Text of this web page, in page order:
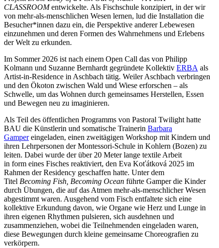
CLASSROOMentwickelte. Als Fischschule konzipiert, in der wir
von mehr-als-menschlichen Wesen lernen, lud die Installation die
Besucher*innen dazu ein, die Perspektive anderer Lebewesen
einzunehmen und deren Formen des Wahrnehmens und Erlebens
der Welt zu erkunden.
Im Sommer 2026 ist nach einem Open Call das von Philipp
Kolmann und Suzanne Bernhardt gegründete Kollektiv ERBA als
Artist-in-Residence in Aschbach tätig. Weiler Aschbach verbringen
und den Ökoton zwischen Wald und Wiese erforschen – als
Schwelle, um das Wohnen durch gemeinsames Herstellen, Essen
und Bewegen neu zu imaginieren.
Als Teil des öffentlichen Programms von Pastoral Twilight hatte
BAU die Künstlerin und somatische Trainerin Barbara
Gampereingeladen, einen zweitägigen Workshop mit Kindern und
ihren Lehrpersonen der Montessori-Schule in Kohlern (Bozen) zu
leiten. Dabei wurde der über 20 Meter lange textile Arbeit
in form eines Fisches reaktiviert, den Eva Koťátková 2025 im
Rahmen der Residency geschaffen hatte. Unter dem
Titel Becoming Fish, Becoming Ocean führte Gamper die Kinder
durch Übungen, die auf das Atmen mehr-als-menschlicher Wesen
abgestimmt waren. Ausgehend vom Fisch entfaltete sich eine
kollektive Erkundung davon, wie Organe wie Herz und Lunge in
ihren eigenen Rhythmen pulsieren, sich ausdehnen und
zusammenziehen, wobei die Teilnehmenden eingeladen waren,
diese Bewegungen durch kleine gemeinsame Choreografien zu
verkörpern.